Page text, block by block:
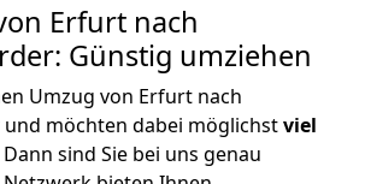
Erfurt nach
Günstig umziehen
Umzug von Erfurt nach
möchten dabei möglichstviel
Dann sind Sie bei uns genau